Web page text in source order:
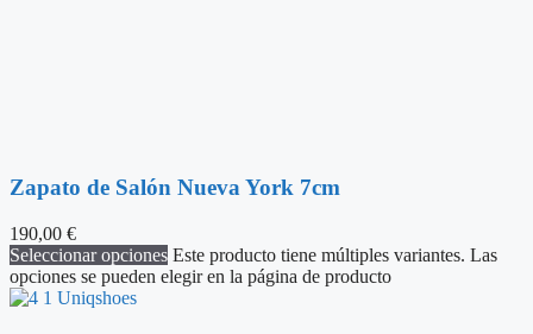
Zapato de Salón Nueva York 7cm
190,00 €
Seleccionar opciones Este producto tiene múltiples variantes. Las
opciones se pueden elegir en la página de producto